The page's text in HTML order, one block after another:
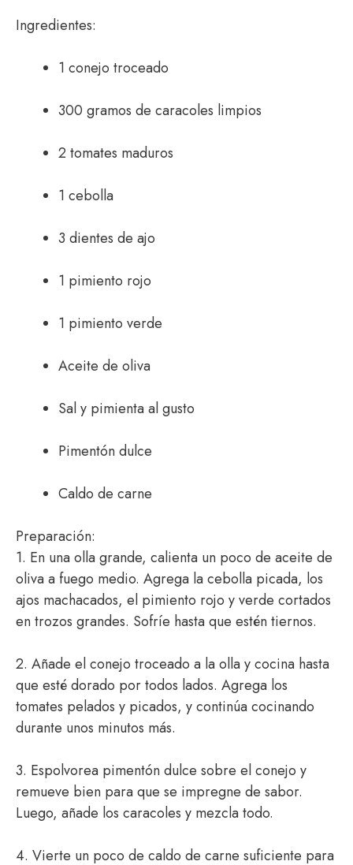
Ingredientes:
1 conejo troceado
300 gramos de caracoles limpios
2 tomates maduros
1 cebolla
3 dientes de ajo
1 pimiento rojo
1 pimiento verde
Aceite de oliva
Sal y pimienta al gusto
Pimentón dulce
Caldo de carne
Preparación:
1. En una olla grande, calienta un poco de aceite de
oliva a fuego medio. Agrega la cebolla picada, los
ajos machacados, el pimiento rojo y verde cortados
en trozos grandes. Sofríe hasta que estén tiernos.
2. Añade el conejo troceado a la olla y cocina hasta
que esté dorado por todos lados. Agrega los
tomates pelados y picados, y continúa cocinando
durante unos minutos más.
3. Espolvorea pimentón dulce sobre el conejo y
remueve bien para que se impregne de sabor.
Luego, añade los caracoles y mezcla todo.
4. Vierte un poco de caldo de carne suficiente para